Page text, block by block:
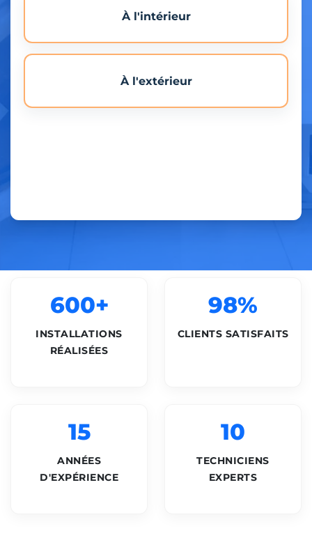
À l'intérieur
À l'extérieur
600+
INSTALLATIONS
RÉALISÉES
98%
CLIENTS SATISFAITS
15
ANNÉES
D'EXPÉRIENCE
10
TECHNICIENS
EXPERTS